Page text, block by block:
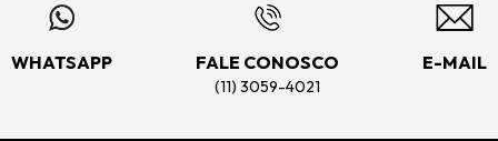
WHATSAPP FALE CONOSCO
(11) 3059-4021
E-MAIL